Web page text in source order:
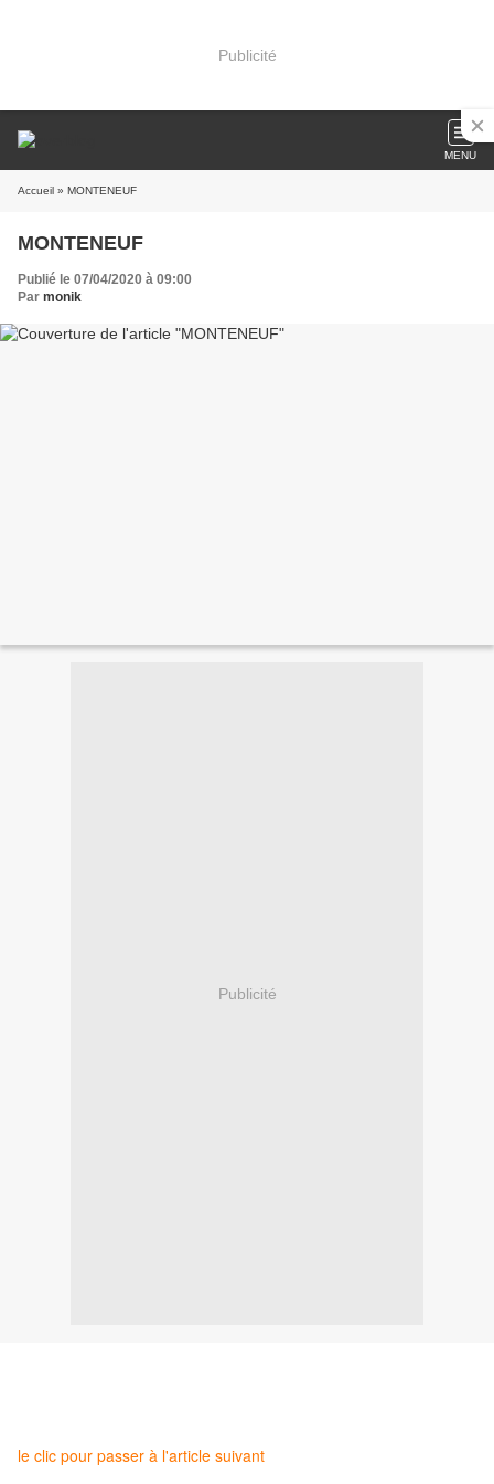
Publicité
MENU
Accueil » MONTENEUF
MONTENEUF
Publié le 07/04/2020 à 09:00
Par monik
Publicité
le clic pour passer à l'article suivant